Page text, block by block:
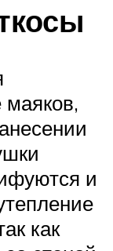
маяков,
и
как